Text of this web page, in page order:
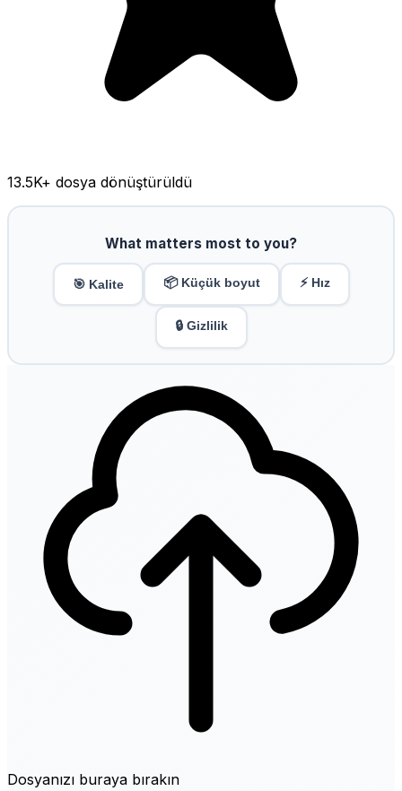
13.5K+ dosya dönüştürüldü
What matters most to you?
🎯 Kalite 📦 Küçük boyut ⚡ Hız
🔒 Gizlilik
Dosyanızı buraya bırakın